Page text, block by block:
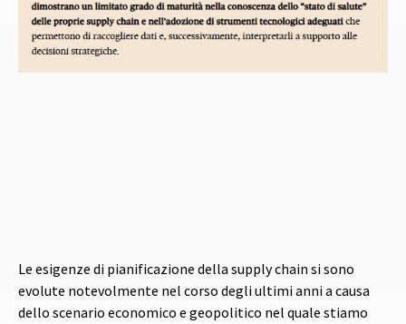
Le esigenze di pianificazione della supply chain si sono
evolute notevolmente nel corso degli ultimi anni a causa
dello scenario economico e geopolitico nel quale stiamo